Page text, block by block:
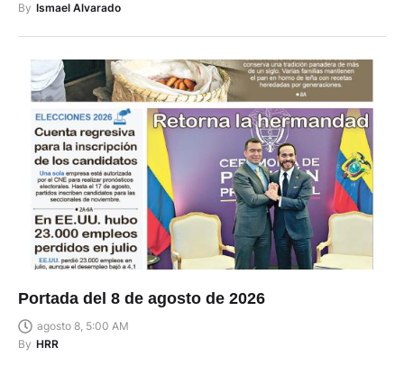
By Ismael Alvarado
Portada del 8 de agosto de 2026
agosto 8, 5:00 AM
By HRR